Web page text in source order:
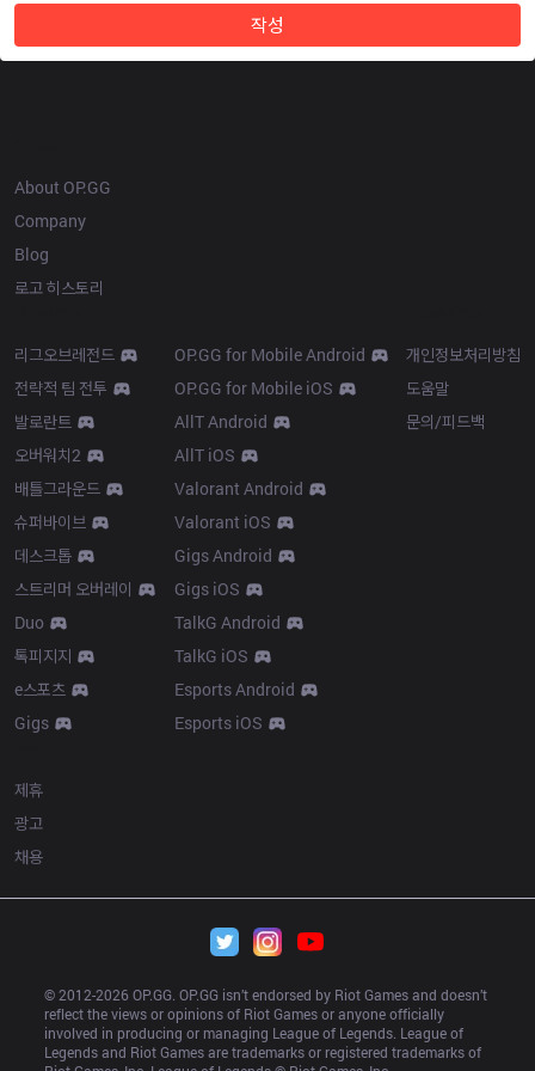
작성
About OP.GG
Company
Blog
로고 히스토리
리그오브레전드
전략적 팀 전투
발로란트
오버워치2
배틀그라운드
슈퍼바이브
데스크톱
스트리머 오버레이
Duo
톡피지지
e스포츠
Gigs
OP.GG for Mobile Android
OP.GG for Mobile iOS
AllT Android
AllT iOS
Valorant Android
Valorant iOS
Gigs Android
Gigs iOS
TalkG Android
TalkG iOS
Esports Android
Esports iOS
개인정보처리방침
도움말
문의/피드백
제휴
광고
채용
© 2012-2026 OP.GG. OP.GG isn’t endorsed by Riot Games and doesn’t
reflect the views or opinions of Riot Games or anyone officially
involved in producing or managing League of Legends. League of
Legends and Riot Games are trademarks or registered trademarks of